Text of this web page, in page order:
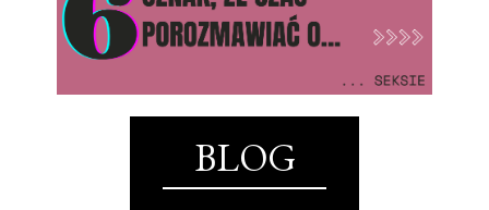
BLOG